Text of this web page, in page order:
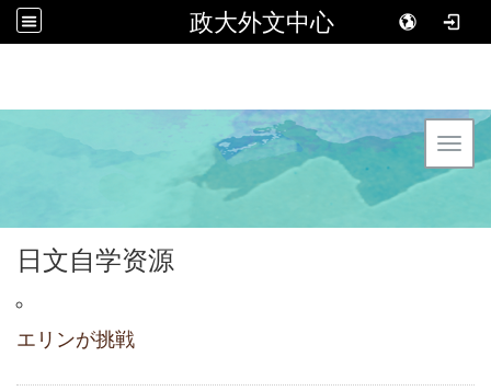
政大外文中心
日文自学资源
エリンが挑戦